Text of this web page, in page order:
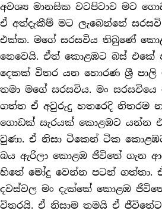
අවශ්‍ය මානසික වටපිටාව මට
ඒ අත්දැකීම් මට ලැබෙන්නේ
එක්ක. මගේ සරසවිය තිබුණේ
නෙවෙයි. ඒත් කොළඹට බස් එකේ
දෙකක් විතර යන හොරණ ශ්‍රී
තමා මගේ සරසවිය. මං සරසවියෙ
ගත්ත ඒ අවුරුදු හතරෙදි නිතරම
ගොඩක් සැරයක් කොළඹට යන්න
වුණා. ඒ නිසා ටිකෙන් ටික
බය ඇරිලා කොළඹ ජීවිතේ ගැන
හිතේ මෝදු වෙන්න පටන් ගත්තා.
දවස්වල මං දැක්කේ කොළඹ
විතරයි. ඒ නිසාම තමයි ඒ